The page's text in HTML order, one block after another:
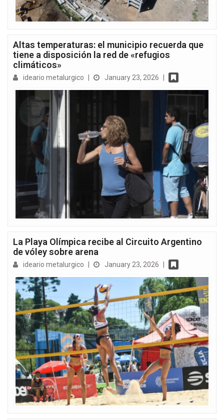
Altas temperaturas: el municipio recuerda que
tiene a disposición la red de «refugios
climáticos»
ideario metalurgico January 23, 2026
La Playa Olímpica recibe al Circuito Argentino
de vóley sobre arena
ideario metalurgico January 23, 2026